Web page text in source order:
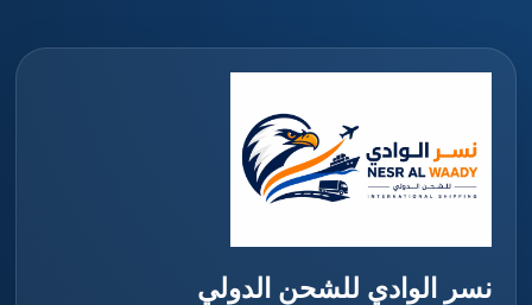
نسر الوادي للشحن الدولي